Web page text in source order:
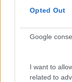
Opted Out
Google
I want to
related to
ao